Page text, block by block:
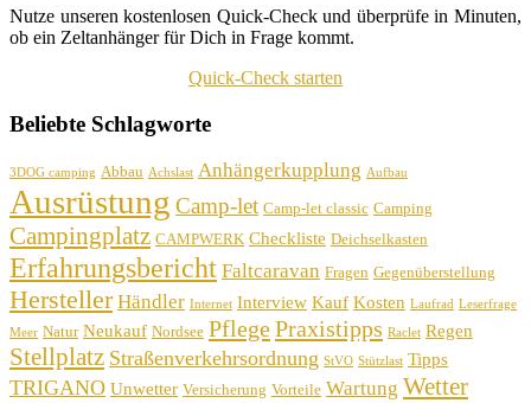
Nutze unseren kostenlosen Quick-Check und überprüfe in Minuten,
ob ein Zeltanhänger für Dich in Frage kommt.
Quick-Check starten
Beliebte Schlagworte
3DOG camping Abbau Achslast Anhängerkupplung Aufbau
Ausrüstung Camp-let Camp-let classic Camping
Campingplatz CAMPWERK Checkliste Deichselkasten
Erfahrungsbericht Faltcaravan Fragen Gegenüberstellung
Hersteller Händler Internet Interview Kauf Kosten Laufrad Leserfrage
Meer Natur Neukauf Nordsee PflegePraxistipps Raclet Regen
Stellplatz Straßenverkehrsordnung StVO Stützlast Tipps
TRIGANO Unwetter Versicherung Vorteile Wartung Wetter